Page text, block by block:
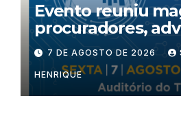
Evento reuniu
procuradores,
especialistas para
inteligência
criminalidade
violência política
7 DE AGOSTO DE 2026
HENRIQUE